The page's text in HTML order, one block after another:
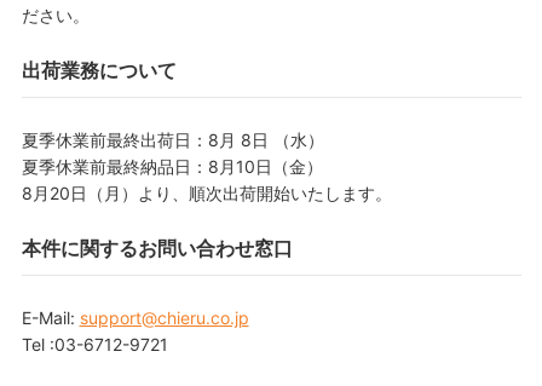
ださい。
出荷業務について
夏季休業前最終出荷日：8月 8日 （水）
夏季休業前最終納品日：8月10日（金）
8月20日（月）より、順次出荷開始いたします。
本件に関するお問い合わせ窓口
E-Mail: support@chieru.co.jp
Tel :03-6712-9721